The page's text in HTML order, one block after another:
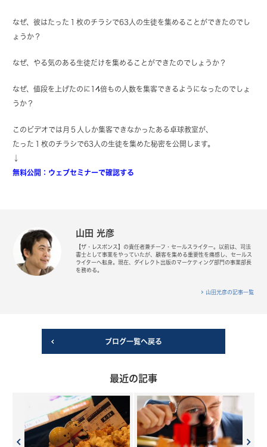
なぜ、彼はたった１枚のチラシで63人の生徒を集めることができたのでし
ょうか？
なぜ、やる気のある生徒だけを集めることができたのでしょうか？
なぜ、値段を上げたのに14倍もの人数を集客できるようになったのでしょ
うか？
このビデオでは月５人しか集客できなかったある卓球教室が、
たった１枚のチラシで63人の生徒を集めた秘密を公開します。
↓
無料公開：ウェブセミナーで確認する
山田 光彦
【ザ・レスポンス】の責任者兼チーフ・セールスライター。以前は、司法
書士として事業をやっていたが、顧客を集める重要性を痛感し、セールス
ライターへ転身。現在、ダイレクト出版のマーケティング部門の事業部長
を務める。
山田光彦の記事一覧
ブログ一覧へ戻る
最近の記事